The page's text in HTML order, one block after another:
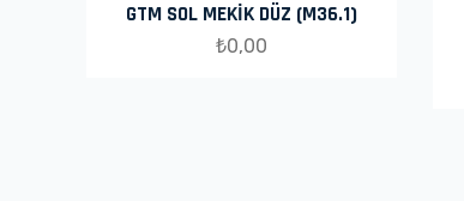
GTM SOL MEKİK DÜZ (M36.1)
₺0,00